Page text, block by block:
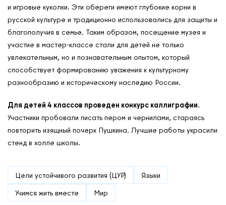
и игровые куколки. Эти обереги имеют глубокие корни в
русской культуре и традиционно использовались для защиты и
благополучия в семье. Таким образом, посещение музея и
участие в мастер-классе стали для детей не только
увлекательным, но и познавательным опытом, который
способствует формированию уважения к культурному
разнообразию и историческому наследию России.
Для детей 4 классов проведен конкурс каллиграфии.
Участники пробовали писать пером и чернилами, стараясь
повторить изящный почерк Пушкина. Лучшие работы украсили
стенд в холле школы.
Цели устойчивого развития (ЦУР)
Языки
Учимся жить вместе
Мир